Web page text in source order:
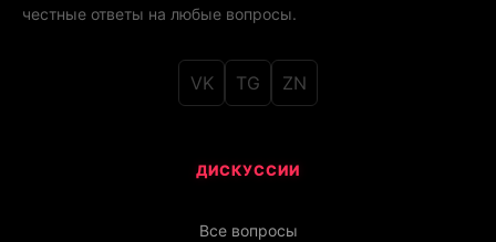
честные ответы на любые вопросы.
VK TG ZN
ДИСКУССИИ
Все вопросы